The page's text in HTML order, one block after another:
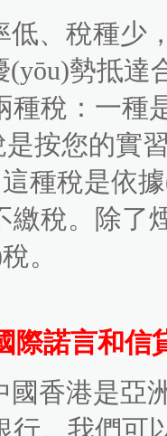
、稅種少
(yōu)勢抵
稅：一種是
是按您的
這種稅是依
繳稅。
。
諾言和信
國香港是亞
。我們